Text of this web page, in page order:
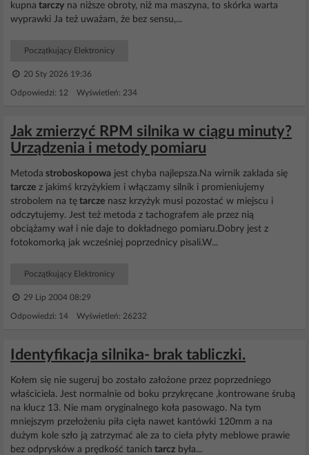
kupna tarczy na niższe obroty, niż ma maszyna, to skórka warta
wyprawki Ja też uważam, że bez sensu,...
Początkujący Elektronicy
20 Sty 2026 19:36
Odpowiedzi: 12 Wyświetleń: 234
Jak zmierzyć RPM silnika w ciągu minuty?
Urządzenia i metody pomiaru
Metoda stroboskopowa jest chyba najlepsza.Na wirnik zaklada się
tarcze z jakimś krzyżykiem i włączamy silnik i promieniujemy
strobolem na tę tarcze nasz krzyżyk musi pozostać w miejscu i
odczytujemy. Jest też metoda z tachografem ale przez nią
obciążamy wał i nie daje to dokładnego pomiaru.Dobry jest z
fotokomorką jak wcześniej poprzednicy pisali.W...
Początkujący Elektronicy
29 Lip 2004 08:29
Odpowiedzi: 14 Wyświetleń: 26232
Identyfikacja silnika- brak tabliczki.
Kołem się nie sugeruj bo zostało założone przez poprzedniego
właściciela. Jest normalnie od boku przykręcane ,kontrowane śrubą
na klucz 13. Nie mam oryginalnego koła pasowago. Na tym
mniejszym przełożeniu piła cięła nawet kantówki 120mm a na
dużym kole szło ją zatrzymać ale za to cieła płyty meblowe prawie
bez odprysków a prędkość tanich tarcz była...